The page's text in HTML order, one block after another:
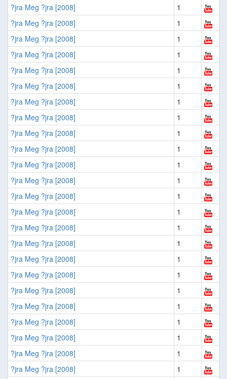
?jra Meg ?jra [2008]
1
?jra Meg ?jra [2008]
1
?jra Meg ?jra [2008]
1
?jra Meg ?jra [2008]
1
?jra Meg ?jra [2008]
1
?jra Meg ?jra [2008]
1
?jra Meg ?jra [2008]
1
?jra Meg ?jra [2008]
1
?jra Meg ?jra [2008]
1
?jra Meg ?jra [2008]
1
?jra Meg ?jra [2008]
1
?jra Meg ?jra [2008]
1
?jra Meg ?jra [2008]
1
?jra Meg ?jra [2008]
1
?jra Meg ?jra [2008]
1
?jra Meg ?jra [2008]
1
?jra Meg ?jra [2008]
1
?jra Meg ?jra [2008]
1
?jra Meg ?jra [2008]
1
?jra Meg ?jra [2008]
1
?jra Meg ?jra [2008]
1
?jra Meg ?jra [2008]
1
?jra Meg ?jra [2008]
1
?jra Meg ?jra [2008]
1